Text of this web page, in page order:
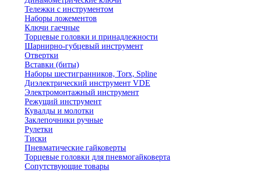
Тележки с инструментом
Наборы ложементов
Ключи гаечные
Торцевые головки и принадлежности
Шарнирно-губцевый инструмент
Отвертки
Вставки (биты)
Наборы шестигранников, Torx, Spline
Диэлектрический инструмент VDE
Электромонтажный инструмент
Режущий инструмент
Кувалды и молотки
Заклепочники ручные
Рулетки
Тиски
Пневматические гайковерты
Торцевые головки для пневмогайковерта
Сопутствующие товары